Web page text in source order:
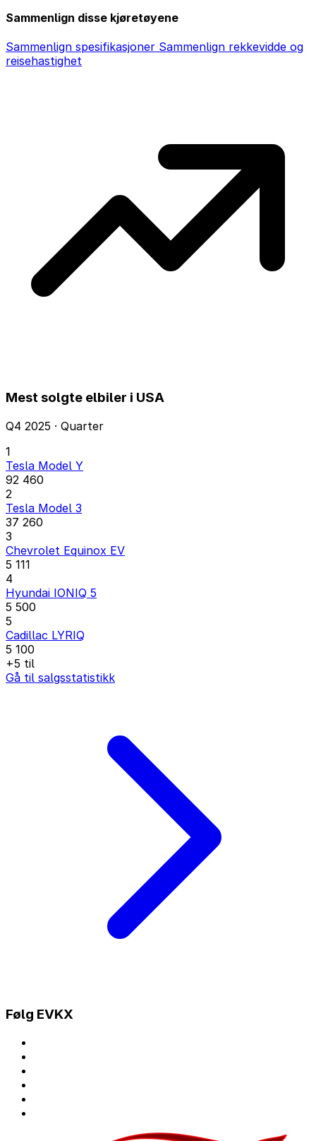
Sammenlign disse kjøretøyene
Sammenlign spesifikasjoner Sammenlign rekkevidde og
reisehastighet
Mest solgte elbiler i USA
Q4 2025 · Quarter
1
Tesla Model Y
92 460
2
Tesla Model 3
37 260
3
Chevrolet Equinox EV
5 111
4
Hyundai IONIQ 5
5 500
5
Cadillac LYRIQ
5 100
+5 til
Gå til salgsstatistikk
Følg EVKX